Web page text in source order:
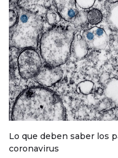
Lo que deben saber los
coronavirus